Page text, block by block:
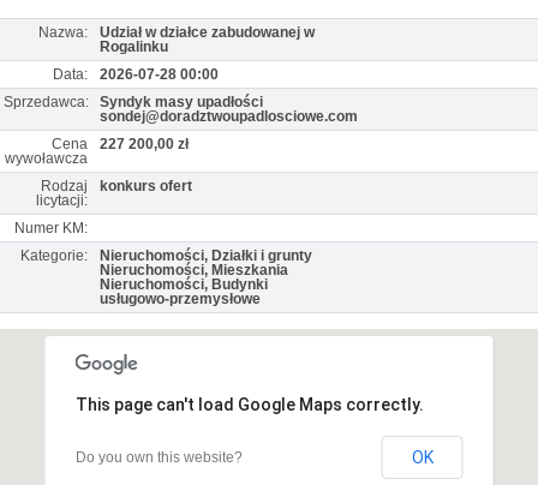
Nazwa:
Udział w działce zabudowanej w
Rogalinku
Data:
2026-07-28 00:00
Sprzedawca:
Syndyk masy upadłości
sondej@doradztwoupadlosciowe.com
Cena
wywoławcza
227 200,00 zł
Rodzaj
licytacji:
konkurs ofert
Numer KM:
Kategorie:
Nieruchomości, Działki i grunty
Nieruchomości, Mieszkania
Nieruchomości, Budynki
usługowo-przemysłowe
This page can't load Google Maps correctly.
Do you own this website? OK